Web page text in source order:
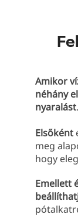
Amikor
néhány
nyaralást.
Elsőként
meg
hogy
Emellett